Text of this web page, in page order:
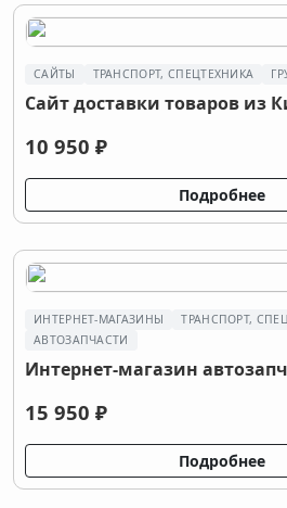
САЙТЫ ТРАНСПОРТ, СПЕЦТЕХНИКА
Сайт доставки товаров из
10 950 ₽
Подробнее
ИНТЕРНЕТ-МАГАЗИНЫ
ТРАНСПОРТ,
АВТОЗАПЧАСТИ
Интернет-магазин
15 950 ₽
Подробнее